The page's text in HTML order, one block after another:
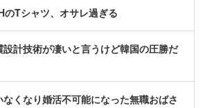
Tシャツ、オサレ過ぎる
計技術が凄いと言うけど韓国の圧勝だ
なくなり婚活不可能になった無職おばさ